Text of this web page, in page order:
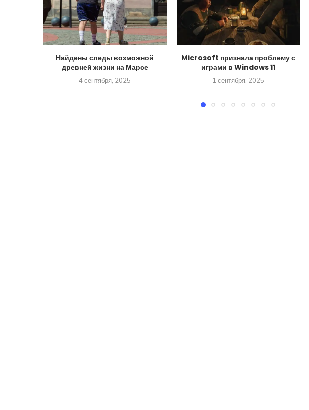
Найдены следы возможной
древней жизни на Марсе
4 сентября, 2025
Microsoft признала проблему с
играми в Windows 11
1 сентября, 2025